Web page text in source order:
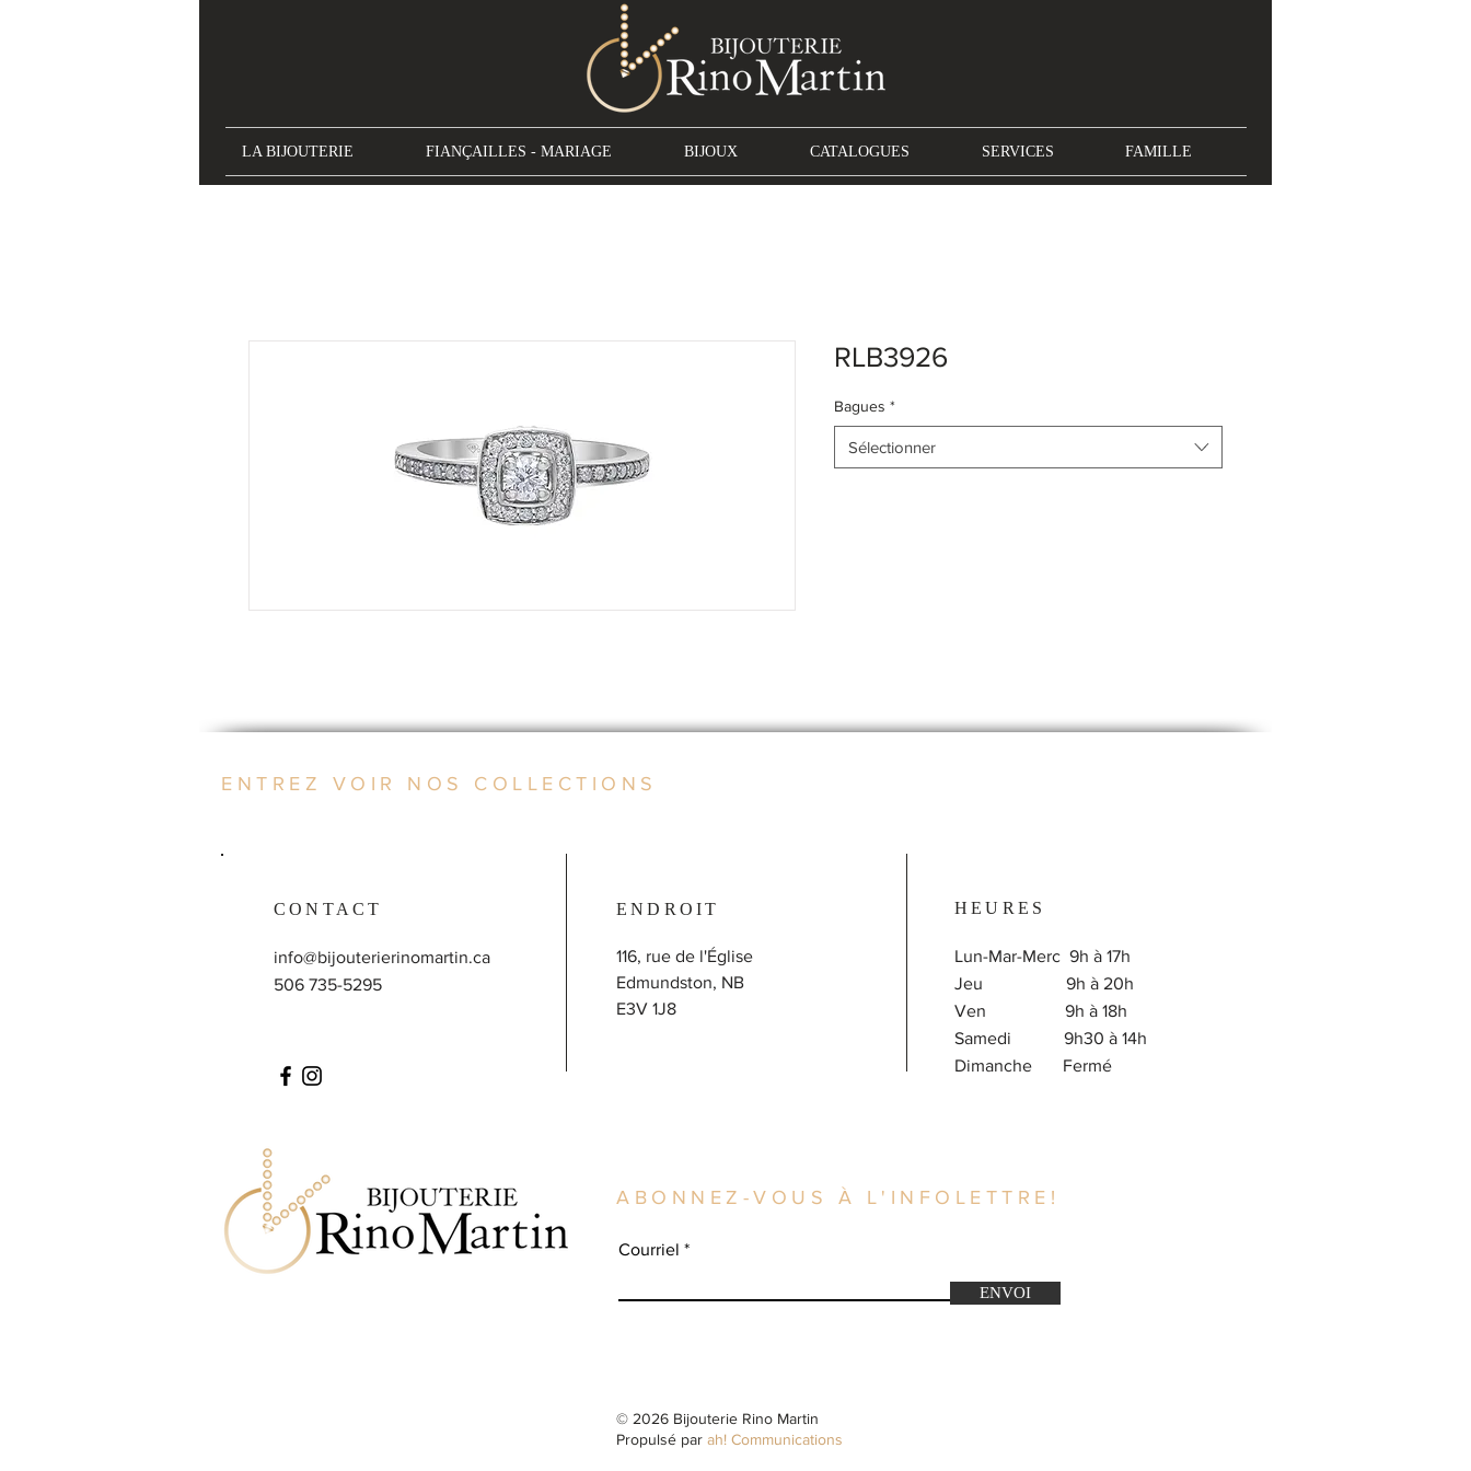
LA BIJOUTERIE FIANÇAILLES - MARIAGE BIJOUX CATALOGUES SERVICES FAMILLE
RLB3926
Bagues *
Sélectionner
ENTREZ VOIR NOS COLLECTIONS
CONTACT ENDROIT HEURES
info@bijouterierinomartin.ca
506 735-5295
116, rue de l'Église
Edmundston, NB
E3V 1J8
Lun-Mar-Merc 9h à 17h
Jeu 9h à 20h
Ven 9h à 18h
Samedi 9h30 à 14h
​Dimanche Fermé
ABONNEZ-VOUS À L'INFOLETTRE!
Courriel
ENVOI
© 2026 Bijouterie Rino Martin
Propulsé par ah! Communications